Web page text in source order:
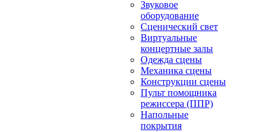
Звуковое
оборудование
Сценический свет
Виртуальные
концертные залы
Одежда сцены
Механика сцены
Конструкции сцены
Пульт помощника
режиссера (ППР)
Напольные
покрытия